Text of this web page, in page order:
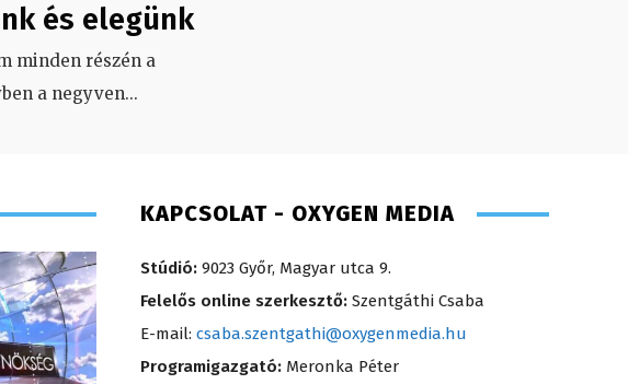
és elegünk
minden részén a
a negyven...
KAPCSOLAT - OXYGEN MEDIA
Stúdió: 9023 Győr, Magyar utca 9.
Felelős online szerkesztő: Szentgáthi Csaba
E-mail: csaba.szentgathi@oxygenmedia.hu
Programigazgató: Meronka Péter